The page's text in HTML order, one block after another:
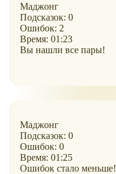
Маджонг
Подсказок: 0
Ошибок: 2
Время: 01:23
Вы нашли все пары!
Маджонг
Подсказок: 0
Ошибок: 0
Время: 01:25
Ошибок стало меньше!